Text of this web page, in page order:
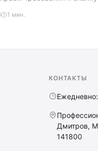
и лодочного джига.
1 мин.
КОНТАКТЫ
Дмитров,
141800